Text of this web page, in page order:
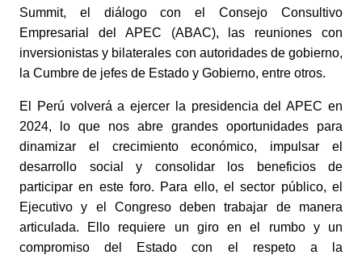
Summit, el diálogo con el Consejo Consultivo
Empresarial del APEC (ABAC), las reuniones con
inversionistas y bilaterales con autoridades de gobierno,
la Cumbre de jefes de Estado y Gobierno, entre otros.
El Perú volverá a ejercer la presidencia del APEC en
2024, lo que nos abre grandes oportunidades para
dinamizar el crecimiento económico, impulsar el
desarrollo social y consolidar los beneficios de
participar en este foro. Para ello, el sector público, el
Ejecutivo y el Congreso deben trabajar de manera
articulada. Ello requiere un giro en el rumbo y un
compromiso del Estado con el respeto a la